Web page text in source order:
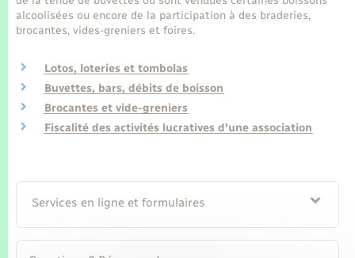
alcoolisées ou encore de la participation à des braderies,
brocantes, vides-greniers et foires.
Lotos, loteries et tombolas
Buvettes, bars, débits de boisson
Brocantes et vide-greniers
Fiscalité des activités lucratives d'une association
Services en ligne et formulaires